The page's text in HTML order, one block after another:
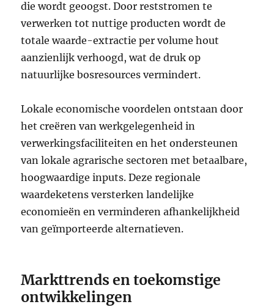
die wordt geoogst. Door reststromen te
verwerken tot nuttige producten wordt de
totale waarde-extractie per volume hout
aanzienlijk verhoogd, wat de druk op
natuurlijke bosresources vermindert.
Lokale economische voordelen ontstaan door
het creëren van werkgelegenheid in
verwerkingsfaciliteiten en het ondersteunen
van lokale agrarische sectoren met betaalbare,
hoogwaardige inputs. Deze regionale
waardeketens versterken landelijke
economieën en verminderen afhankelijkheid
van geïmporteerde alternatieven.
Markttrends en toekomstige
ontwikkelingen